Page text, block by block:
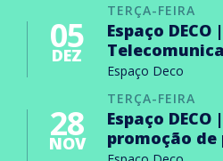
TERÇA-FEIRA
05
DEZ
Espaço DECO |
Espaço Deco
TERÇA-FEIRA
28
NOV
Espaço
promoção